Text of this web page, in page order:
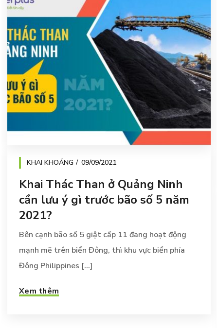
KHAI KHOÁNG 09/09/2021
Khai Thác Than ở Quảng Ninh
cần lưu ý gì trước bão số 5 năm
2021?
Bên cạnh bão số 5 giật cấp 11 đang hoạt động
mạnh mẽ trên biển Đông, thì khu vực biển phía
Đông Philippines [...]
Xem thêm